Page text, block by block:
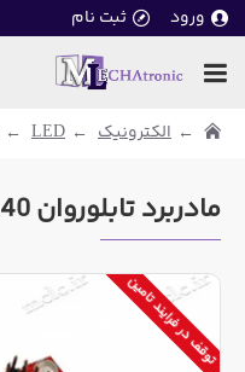
ورود ثبت نام
الکترونیک LED
مادربرد تابلوروان HD-A40
توقف در فرایند تامین